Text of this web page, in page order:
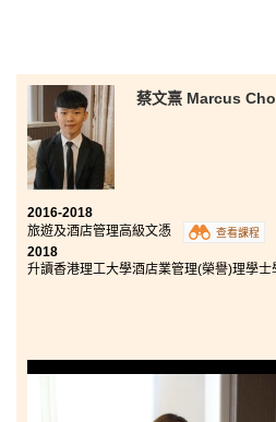
蔡文熹 Marcus
2016-2018
旅遊及酒店管理高級文憑
查看課程
2018
升讀香港理工大學酒店業管理(榮譽)理學